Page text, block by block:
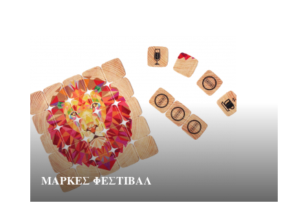
ΜΆΡΚΕΣ ΦΕΣΤΙΒΆΛ